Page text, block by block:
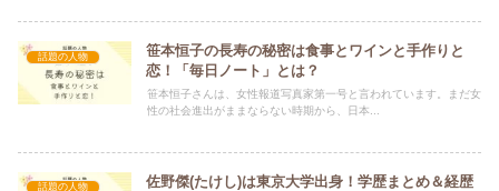
話題の人物
笹本恒子の長寿の秘密は食事とワインと手作りと
恋！「毎日ノート」とは？
笹本恒子さんは、女性報道写真家第一号と言われています。まだ女
性の社会進出がままならない時期から、日本...
話題の人物
佐野傑(たけし)は東京大学出身！学歴まとめ＆経歴